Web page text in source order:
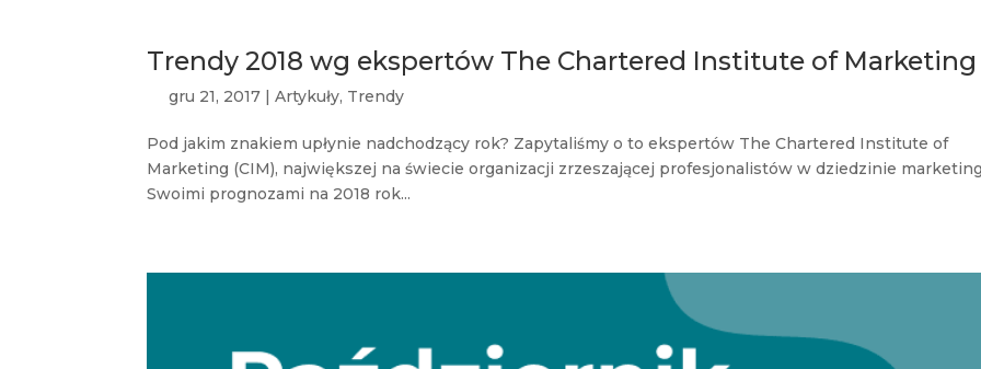
Trendy 2018 wg ekspertów The Chartered Institute of Marketing
gru 21, 2017 |Artykuły, Trendy
Pod jakim znakiem upłynie nadchodzący rok? Zapytaliśmy o to ekspertów The Chartered Institute of
Marketing (CIM), największej na świecie organizacji zrzeszającej profesjonalistów w dziedzinie
Swoimi prognozami na 2018 rok...